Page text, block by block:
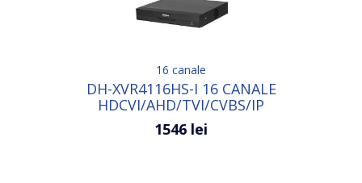
16 canale
DH-XVR4116HS-I 16 CANALE
HDCVI/AHD/TVI/CVBS/IP
1546 lei